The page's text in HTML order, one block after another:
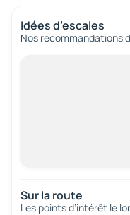
Idées d’escales
Nos recommandations
Sur la route
Les points d’intérêt le